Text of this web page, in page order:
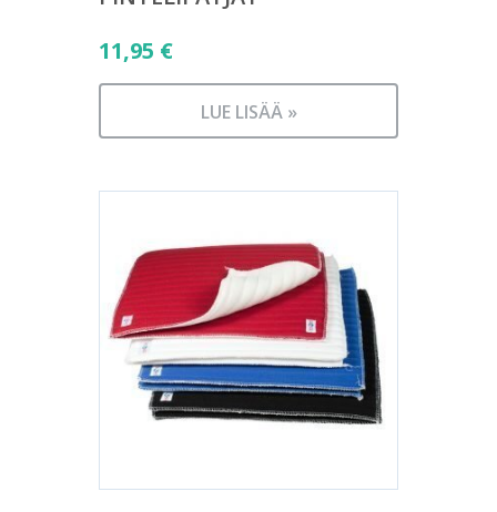
11,95 €
LUE LISÄÄ »